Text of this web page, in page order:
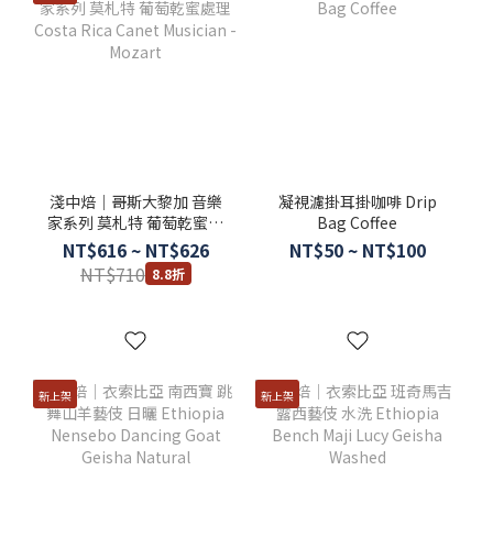
淺中焙｜哥斯大黎加 音樂
家系列 莫札特 葡萄乾蜜處
理 Costa Rica Canet
Musician - Mozart
NT$616 ~ NT$626
NT$710 8.8折
凝視濾掛耳掛咖啡 Drip
Bag Coffee
NT$50 ~ NT$100
新上架 新上架